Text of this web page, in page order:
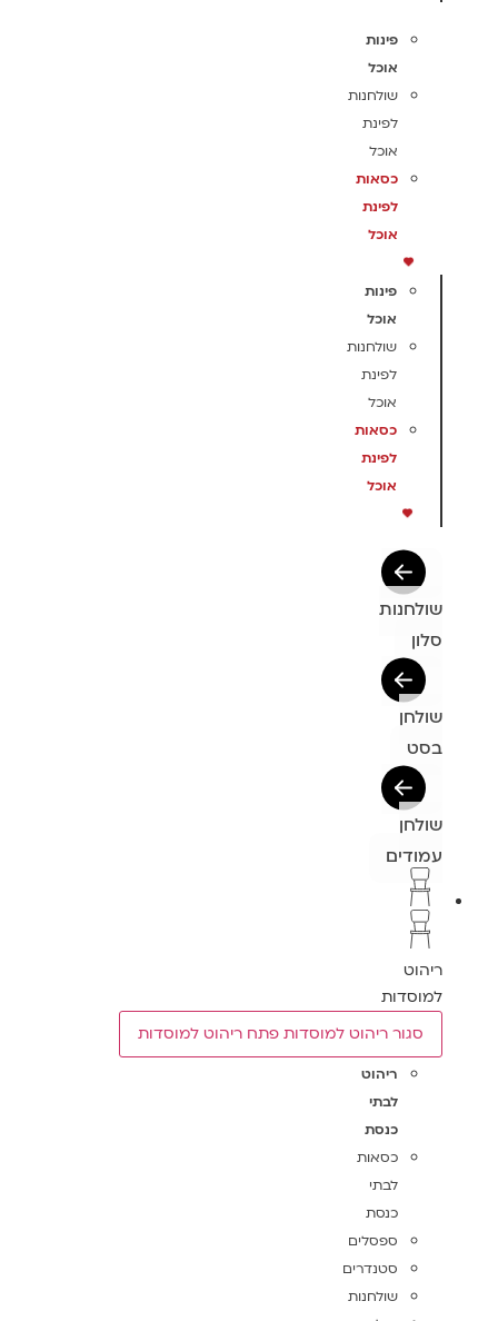
פינות
אוכל
שולחנות
לפינת
אוכל
כסאות
לפינת
אוכל
פינות
אוכל
שולחנות
לפינת
אוכל
כסאות
לפינת
אוכל
שולחנות
סלון
שולחן
בסט
שולחן
עמודים
ריהוט
למוסדות
סגור ריהוט למוסדות פתח ריהוט למוסדות
ריהוט
לבתי
כנסת
כסאות
לבתי
כנסת
ספסלים
סטנדרים
שולחנות